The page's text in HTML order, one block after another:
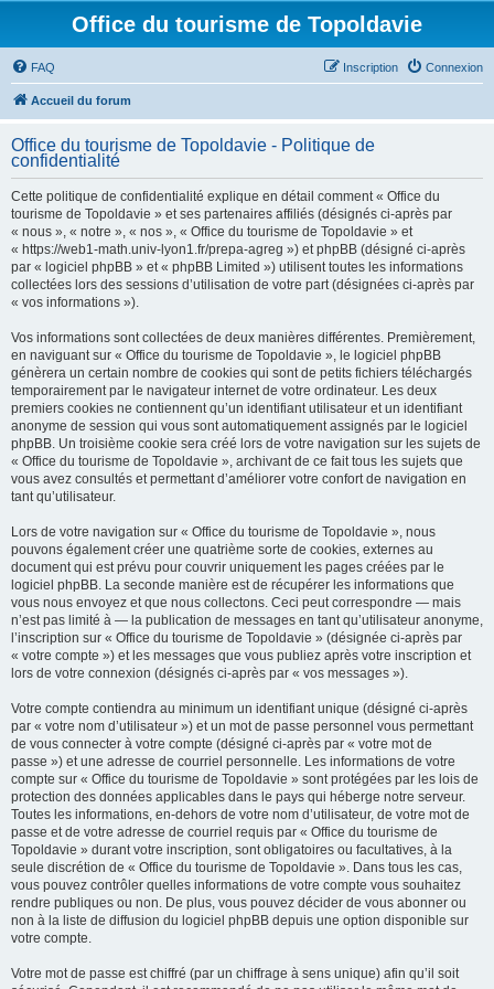
Office du tourisme de Topoldavie
FAQ Connexion
Inscription
Accueil du forum
Office du tourisme de Topoldavie - Politique de
confidentialité
Cette politique de confidentialité explique en détail comment « Office du
tourisme de Topoldavie » et ses partenaires affiliés (désignés ci-après par
« nous », « notre », « nos », « Office du tourisme de Topoldavie » et
« https://web1-math.univ-lyon1.fr/prepa-agreg ») et phpBB (désigné ci-après
par « logiciel phpBB » et « phpBB Limited ») utilisent toutes les informations
collectées lors des sessions d’utilisation de votre part (désignées ci-après par
« vos informations »).
Vos informations sont collectées de deux manières différentes. Premièrement,
en naviguant sur « Office du tourisme de Topoldavie », le logiciel phpBB
génèrera un certain nombre de cookies qui sont de petits fichiers téléchargés
temporairement par le navigateur internet de votre ordinateur. Les deux
premiers cookies ne contiennent qu’un identifiant utilisateur et un identifiant
anonyme de session qui vous sont automatiquement assignés par le logiciel
phpBB. Un troisième cookie sera créé lors de votre navigation sur les sujets de
« Office du tourisme de Topoldavie », archivant de ce fait tous les sujets que
vous avez consultés et permettant d’améliorer votre confort de navigation en
tant qu’utilisateur.
Lors de votre navigation sur « Office du tourisme de Topoldavie », nous
pouvons également créer une quatrième sorte de cookies, externes au
document qui est prévu pour couvrir uniquement les pages créées par le
logiciel phpBB. La seconde manière est de récupérer les informations que
vous nous envoyez et que nous collectons. Ceci peut correspondre — mais
n’est pas limité à — la publication de messages en tant qu’utilisateur anonyme,
l’inscription sur « Office du tourisme de Topoldavie » (désignée ci-après par
« votre compte ») et les messages que vous publiez après votre inscription et
lors de votre connexion (désignés ci-après par « vos messages »).
Votre compte contiendra au minimum un identifiant unique (désigné ci-après
par « votre nom d’utilisateur ») et un mot de passe personnel vous permettant
de vous connecter à votre compte (désigné ci-après par « votre mot de
passe ») et une adresse de courriel personnelle. Les informations de votre
compte sur « Office du tourisme de Topoldavie » sont protégées par les lois de
protection des données applicables dans le pays qui héberge notre serveur.
Toutes les informations, en-dehors de votre nom d’utilisateur, de votre mot de
passe et de votre adresse de courriel requis par « Office du tourisme de
Topoldavie » durant votre inscription, sont obligatoires ou facultatives, à la
seule discrétion de « Office du tourisme de Topoldavie ». Dans tous les cas,
vous pouvez contrôler quelles informations de votre compte vous souhaitez
rendre publiques ou non. De plus, vous pouvez décider de vous abonner ou
non à la liste de diffusion du logiciel phpBB depuis une option disponible sur
votre compte.
Votre mot de passe est chiffré (par un chiffrage à sens unique) afin qu’il soit